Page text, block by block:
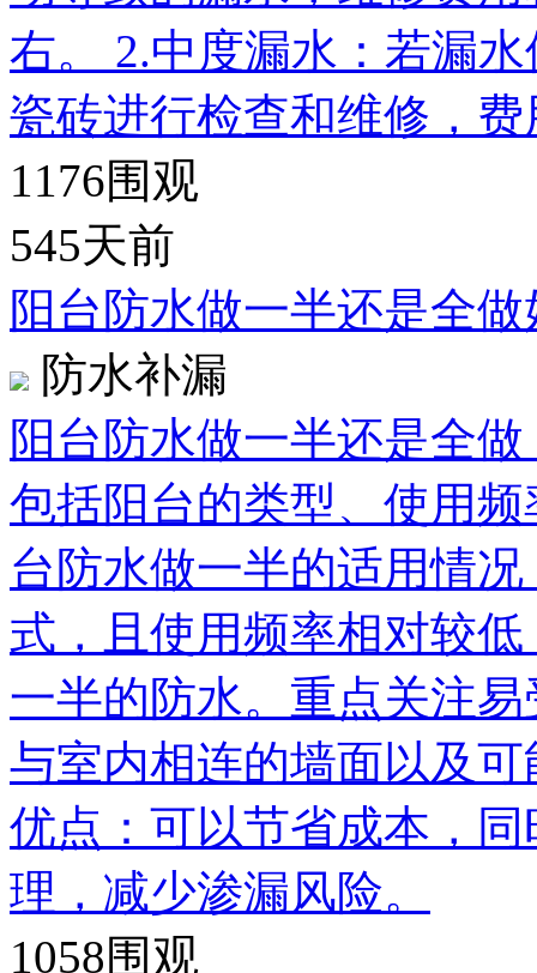
右。 2.中度漏水：若漏
瓷砖进行检查和维修，
1176围观
545天前
阳台防水做一半还是全做
防水补漏
阳台防水做一半还是全
包括阳台的类型、使用
台防水做一半的适用情
式，且使用频率相对较
一半的防水。重点关注
与室内相连的墙面以及
优点：可以节省成本，
理，减少渗漏风险。
1058围观